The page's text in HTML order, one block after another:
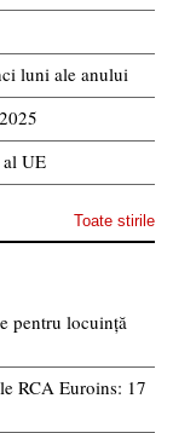
luni ale anului
UE
Toate stirile
pentru locuință
RCA Euroins: 17